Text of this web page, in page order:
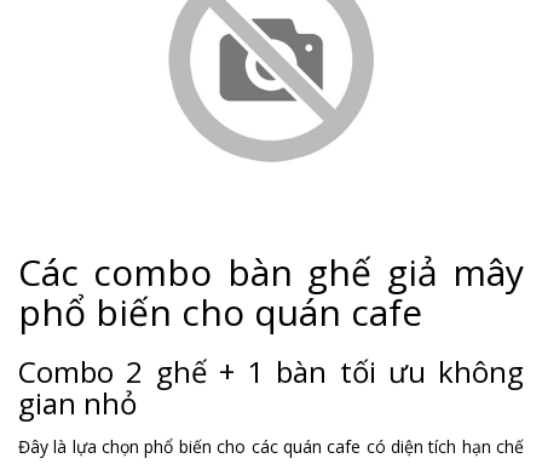
Các combo bàn ghế giả mây
phổ biến cho quán cafe
Combo 2 ghế + 1 bàn tối ưu không
gian nhỏ
Đây là lựa chọn phổ biến cho các quán cafe có diện tích hạn chế